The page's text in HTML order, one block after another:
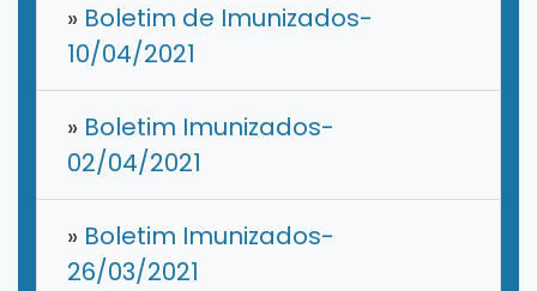
» Boletim de Imunizados-
10/04/2021
» Boletim Imunizados-
02/04/2021
» Boletim Imunizados-
26/03/2021